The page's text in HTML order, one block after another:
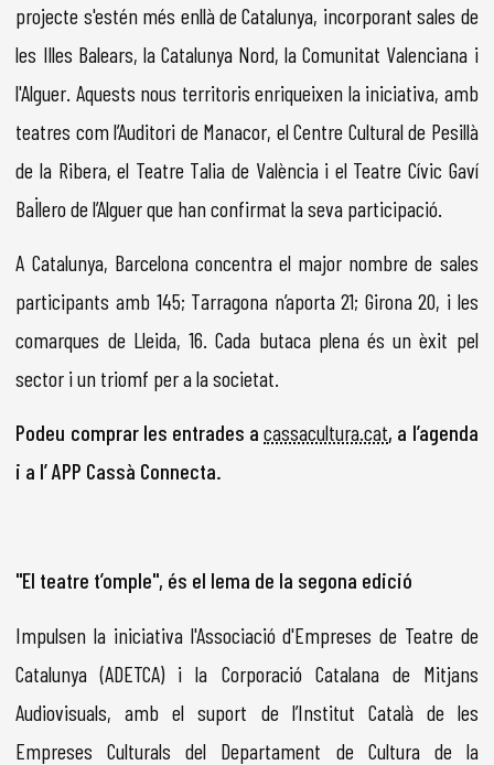
projecte s'estén més enllà de Catalunya, incorporant sales de
les Illes Balears, la Catalunya Nord, la Comunitat Valenciana i
l'Alguer. Aquests nous territoris enriqueixen la iniciativa, amb
teatres com l’Auditori de Manacor, el Centre Cultural de Pesillà
de la Ribera, el Teatre Talia de València i el Teatre Cívic Gaví
Bal·lero de l’Alguer que han confirmat la seva participació.
A Catalunya, Barcelona concentra el major nombre de sales
participants amb 145; Tarragona n’aporta 21; Girona 20, i les
comarques de Lleida, 16. Cada butaca plena és un èxit pel
sector i un triomf per a la societat.
Podeu comprar les entrades acassacultura.cat, a l’agenda
i a l’ APP Cassà Connecta.
"El teatre t’omple", és el lema de la segona edició
Impulsen la iniciativa l'Associació d'Empreses de Teatre de
Catalunya (ADETCA) i la Corporació Catalana de Mitjans
Audiovisuals, amb el suport de l’Institut Català de les
Empreses Culturals del Departament de Cultura de la